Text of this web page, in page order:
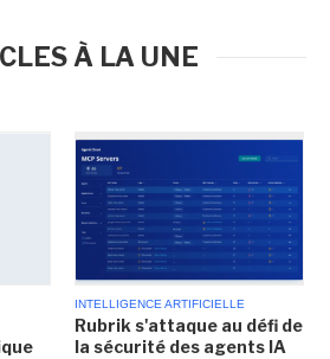
À LA UNE
INTELLIGENCE ARTIFICIELLE
Rubrik s'attaque au défi de
la sécurité des agents IA